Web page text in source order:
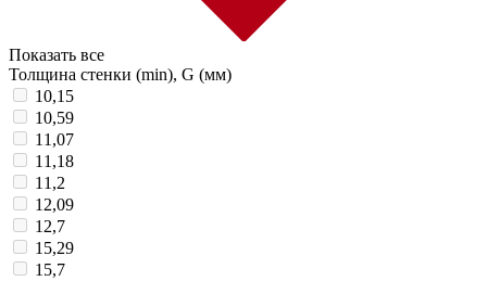
Показать все
Толщина стенки (min), G (мм)
10,15
10,59
11,07
11,18
11,2
12,09
12,7
15,29
15,7